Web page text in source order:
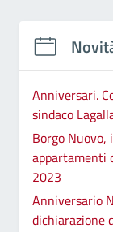
Anniversari.
sindaco
Borgo Nuovo,
appartamenti
2023
Anniversario
dichiarazione